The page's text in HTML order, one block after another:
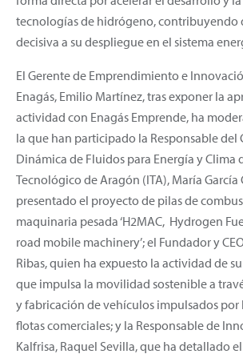
tecnologías de hidrógeno, contribuyendo
decisiva a su despliegue en el sistema
El Gerente de Emprendimiento e
Enagás, Emilio Martínez, tras exponer la
actividad con Enagás Emprende, ha
la que han participado la Responsable del
Dinámica de Fluidos para Energía y Clima
Tecnológico de Aragón (ITA), María
presentado el proyecto de pilas de
maquinaria pesada ‘H2MAC, Hydrogen
road mobile machinery’; el Fundador y
Ribas, quien ha expuesto la actividad de
que impulsa la movilidad sostenible a
y fabricación de vehículos impulsados
flotas comerciales; y la Responsable de
Kalfrisa, Raquel Sevilla, que ha detallado